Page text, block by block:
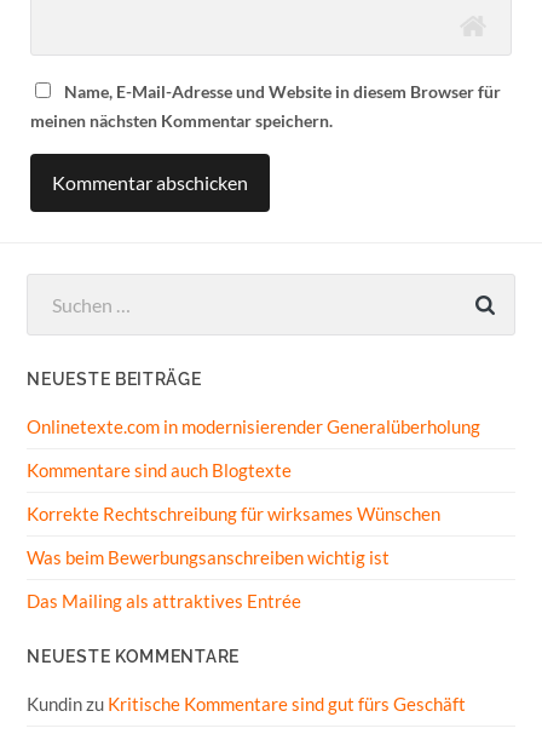
Name, E-Mail-Adresse und Website in diesem Browser für
meinen nächsten Kommentar speichern.
nach:
NEUESTE BEITRÄGE
Onlinetexte.com in modernisierender Generalüberholung
Kommentare sind auch Blogtexte
Korrekte Rechtschreibung für wirksames Wünschen
Was beim Bewerbungsanschreiben wichtig ist
Das Mailing als attraktives Entrée
NEUESTE KOMMENTARE
Kundinzu Kritische Kommentare sind gut fürs Geschäft